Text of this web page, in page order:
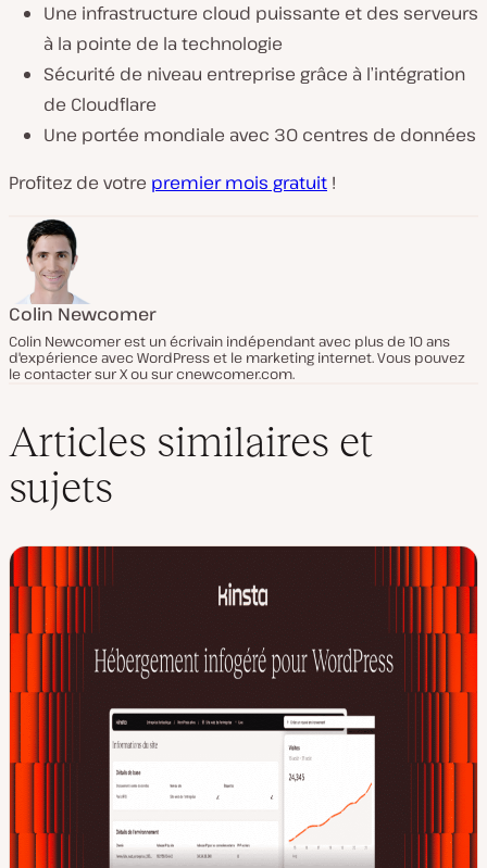
Une infrastructure cloud puissante et des serveurs
à la pointe de la technologie
Sécurité de niveau entreprise grâce à l’intégration
de Cloudflare
Une portée mondiale avec 30 centres de données
Profitez de votre premier mois gratuit !
Colin Newcomer
Colin Newcomer est un écrivain indépendant avec plus de 10 ans
d'expérience avec WordPress et le marketing internet. Vous pouvez
le contacter sur X ou sur cnewcomer.com.
Articles similaires et
sujets